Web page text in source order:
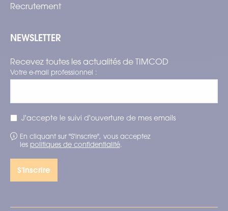
Recrutement
NEWSLETTER
Recevez toutes les actualités de TIMCOD
Votre e-mail professionnel :
J'accepte le suivi d'ouverture de mes emails
En cliquant sur "S'inscrire", vous acceptez
les politiques de confidentialité.